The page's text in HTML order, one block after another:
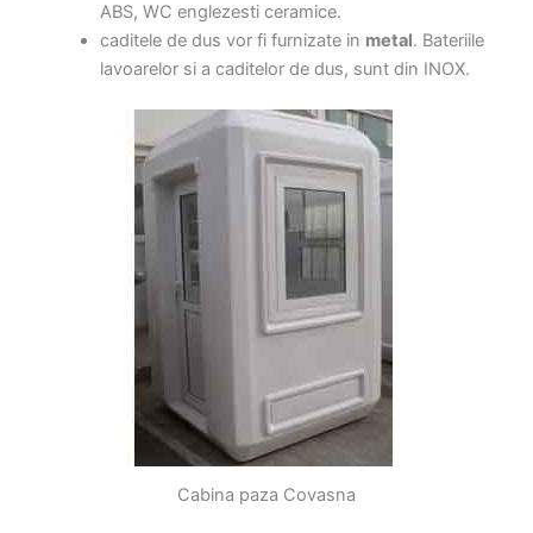
ABS, WC englezesti ceramice.
caditele de dus vor fi furnizate in metal. Bateriile
lavoarelor si a caditelor de dus, sunt din INOX.
Cabina paza Covasna